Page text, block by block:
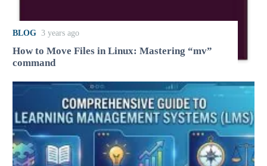
BLOG 3 years ago
How to Move Files in Linux: Mastering “mv”
command